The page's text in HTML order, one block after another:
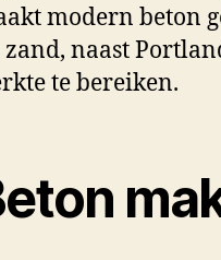
modern beton
zand, naast
te bereiken.